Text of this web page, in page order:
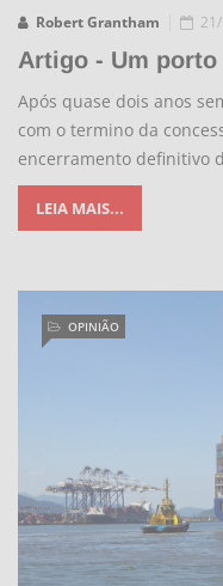
Robert Grantham
Artigo - Um
Após quase dois anos
com o termino da
encerramento definitivo
LEIA MAIS...
OPINIÃO